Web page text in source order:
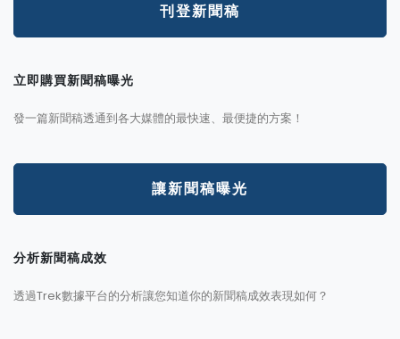
刊登新聞稿
立即購買新聞稿曝光
發一篇新聞稿透通到各大媒體的最快速、最便捷的方案！
讓新聞稿曝光
分析新聞稿成效
透過Trek數據平台的分析讓您知道你的新聞稿成效表現如何？